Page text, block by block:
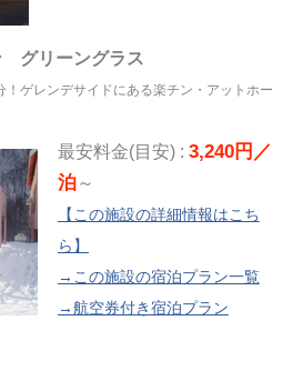
グリーングラス
ゲレンデサイドにある楽チン・アットホー
最安料金(目安) : 3,240円／
泊～
【この施設の詳細情報はこち
ら】
→この施設の宿泊プラン一覧
→航空券付き宿泊プラン